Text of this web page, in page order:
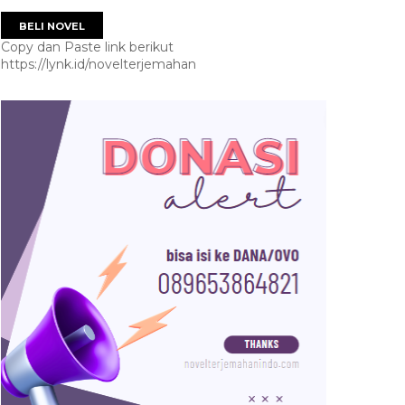
BELI NOVEL
Copy dan Paste link berikut
https://lynk.id/novelterjemahan